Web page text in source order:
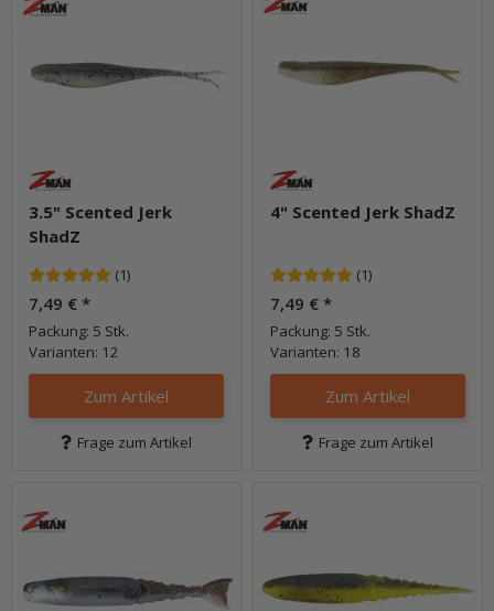
3.5" Scented Jerk
ShadZ
(1)
7,49 € *
Packung: 5 Stk.
Varianten: 12
Zum Artikel
Frage zum Artikel
4" Scented Jerk ShadZ
(1)
7,49 € *
Packung: 5 Stk.
Varianten: 18
Zum Artikel
Frage zum Artikel